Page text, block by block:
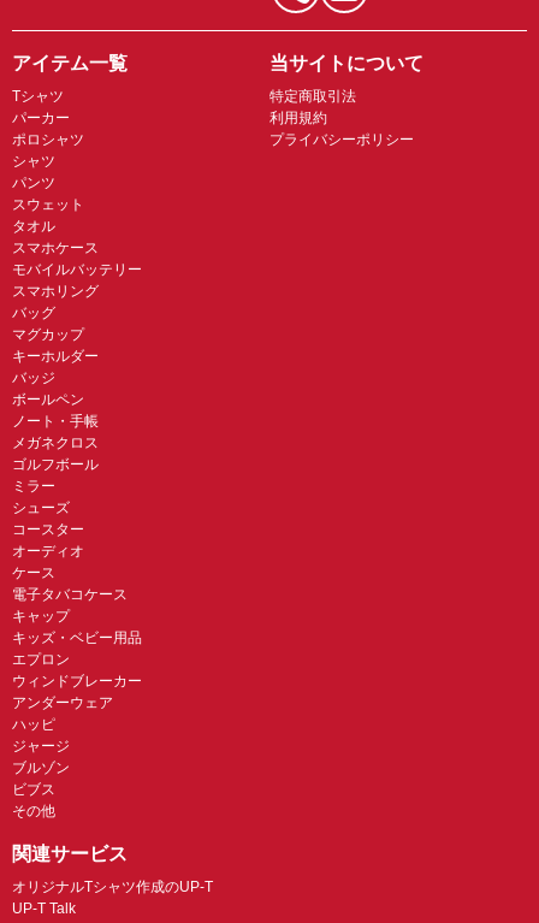
アイテム一覧
Tシャツ
パーカー
ポロシャツ
シャツ
パンツ
スウェット
タオル
スマホケース
モバイルバッテリー
スマホリング
バッグ
マグカップ
キーホルダー
バッジ
ボールペン
ノート・手帳
メガネクロス
ゴルフボール
ミラー
シューズ
コースター
オーディオ
ケース
電子タバコケース
キャップ
キッズ・ベビー用品
エプロン
ウィンドブレーカー
アンダーウェア
ハッピ
ジャージ
ブルゾン
ビブス
その他
当サイトについて
特定商取引法
利用規約
プライバシーポリシー
関連サービス
オリジナルTシャツ作成のUP-T
UP-T Talk